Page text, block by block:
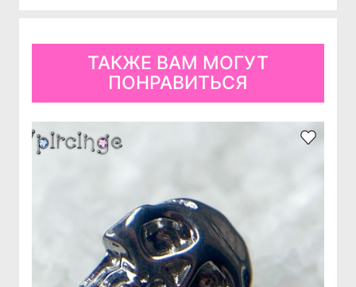
ТАКЖЕ ВАМ МОГУТ
ПОНРАВИТЬСЯ